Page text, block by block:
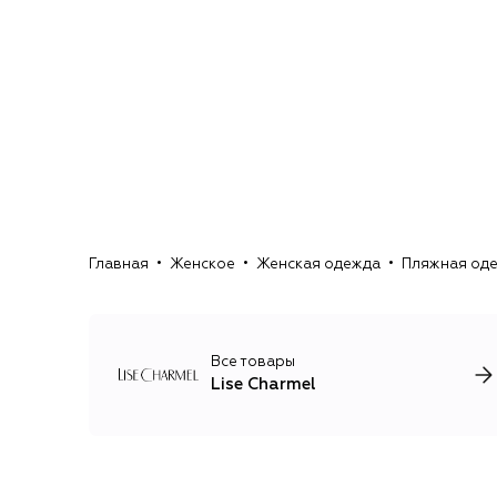
Главная Женское Женская одежда Пляжная
Все товары
Lise Charmel